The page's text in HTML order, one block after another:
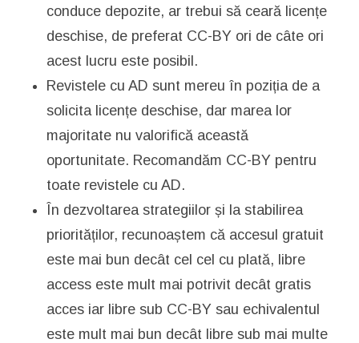
conduce depozite, ar trebui să ceară licențe
deschise, de preferat CC-BY ori de câte ori
acest lucru este posibil.
Revistele cu AD sunt mereu în poziția de a
solicita licențe deschise, dar marea lor
majoritate nu valorifică această
oportunitate. Recomandăm CC-BY pentru
toate revistele cu AD.
În dezvoltarea strategiilor și la stabilirea
priorităților, recunoaștem că accesul gratuit
este mai bun decât cel cel cu plată, libre
access este mult mai potrivit decât gratis
acces iar libre sub CC-BY sau echivalentul
este mult mai bun decât libre sub mai multe